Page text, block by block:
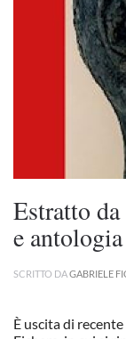
Estratto
e
SCRITTO DAGABRIELE
È uscita di